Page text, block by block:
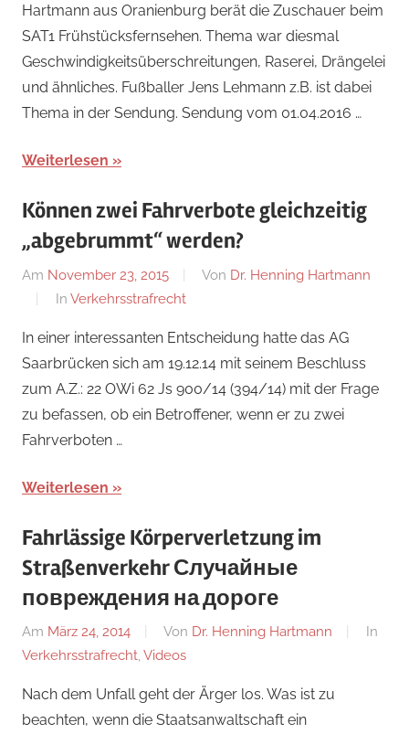
Hartmann aus Oranienburg berät die Zuschauer beim
SAT1 Frühstücksfernsehen. Thema war diesmal
Geschwindigkeitsüberschreitungen, Raserei, Drängelei
und ähnliches. Fußballer Jens Lehmann z.B. ist dabei
Thema in der Sendung. Sendung vom 01.04.2016 …
Weiterlesen
Können zwei Fahrverbote gleichzeitig
„abgebrummt“ werden?
Am November 23, 2015 Von Dr. Henning Hartmann
In Verkehrsstrafrecht
In einer interessanten Entscheidung hatte das AG
Saarbrücken sich am 19.12.14 mit seinem Beschluss
zum A.Z.: 22 OWi 62 Js 900/14 (394/14) mit der Frage
zu befassen, ob ein Betroffener, wenn er zu zwei
Fahrverboten …
Weiterlesen
Fahrlässige Körperverletzung im
StraßenverkehrСлучайные
повреждения на дороге
Am März 24, 2014 Von Dr. Henning Hartmann
In
Verkehrsstrafrecht, Videos
Nach dem Unfall geht der Ärger los. Was ist zu
beachten, wenn die Staatsanwaltschaft ein